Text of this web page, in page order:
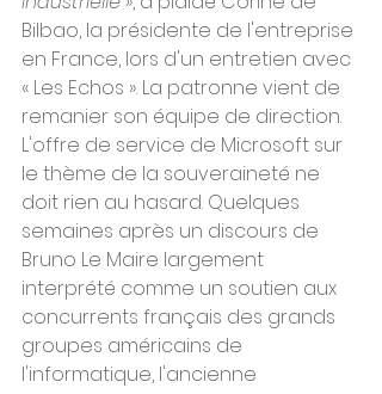
Bilbao, la présidente de l'entreprise
en France, lors d'un entretien avec
« Les Echos ». La patronne vient de
remanier son équipe de direction.
L'offre de service de Microsoft sur
le thème de la souveraineté ne
doit rien au hasard. Quelques
semaines après un discours de
Bruno Le Maire largement
interprété comme un soutien aux
concurrents français des grands
groupes américains de
l'informatique, l'ancienne